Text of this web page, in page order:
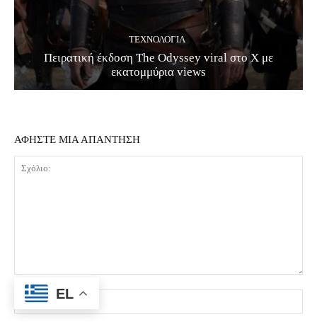
ΤΕΧΝΟΛΟΓΊΑ
Πειρατική έκδοση The Odyssey viral στο X με
εκατομμύρια views
ΑΦΗΣΤΕ ΜΙΑ ΑΠΑΝΤΗΣΗ
EL